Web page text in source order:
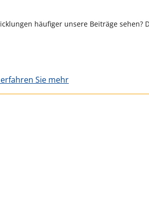
häufiger unsere Beiträge sehen?
Sie mehr